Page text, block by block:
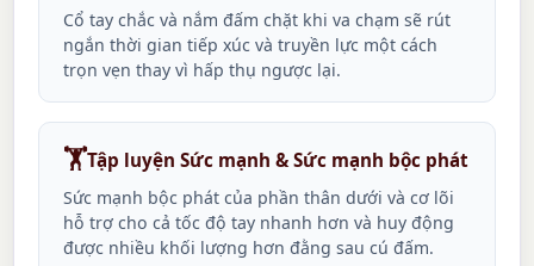
Cổ tay chắc và nắm đấm chặt khi va chạm sẽ rút
ngắn thời gian tiếp xúc và truyền lực một cách
trọn vẹn thay vì hấp thụ ngược lại.
🏋️Tập luyện Sức mạnh & Sức mạnh bộc phát
Sức mạnh bộc phát của phần thân dưới và cơ lõi
hỗ trợ cho cả tốc độ tay nhanh hơn và huy động
được nhiều khối lượng hơn đằng sau cú đấm.